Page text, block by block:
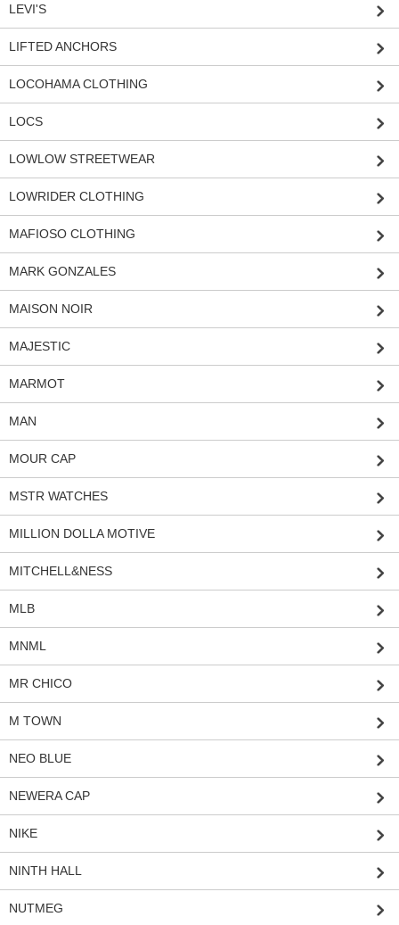
LEVI'S
LIFTED ANCHORS
LOCOHAMA CLOTHING
LOCS
LOWLOW STREETWEAR
LOWRIDER CLOTHING
MAFIOSO CLOTHING
MARK GONZALES
MAISON NOIR
MAJESTIC
MARMOT
MAN
MOUR CAP
MSTR WATCHES
MILLION DOLLA MOTIVE
MITCHELL&NESS
MLB
MNML
MR CHICO
M TOWN
NEO BLUE
NEWERA CAP
NIKE
NINTH HALL
NUTMEG